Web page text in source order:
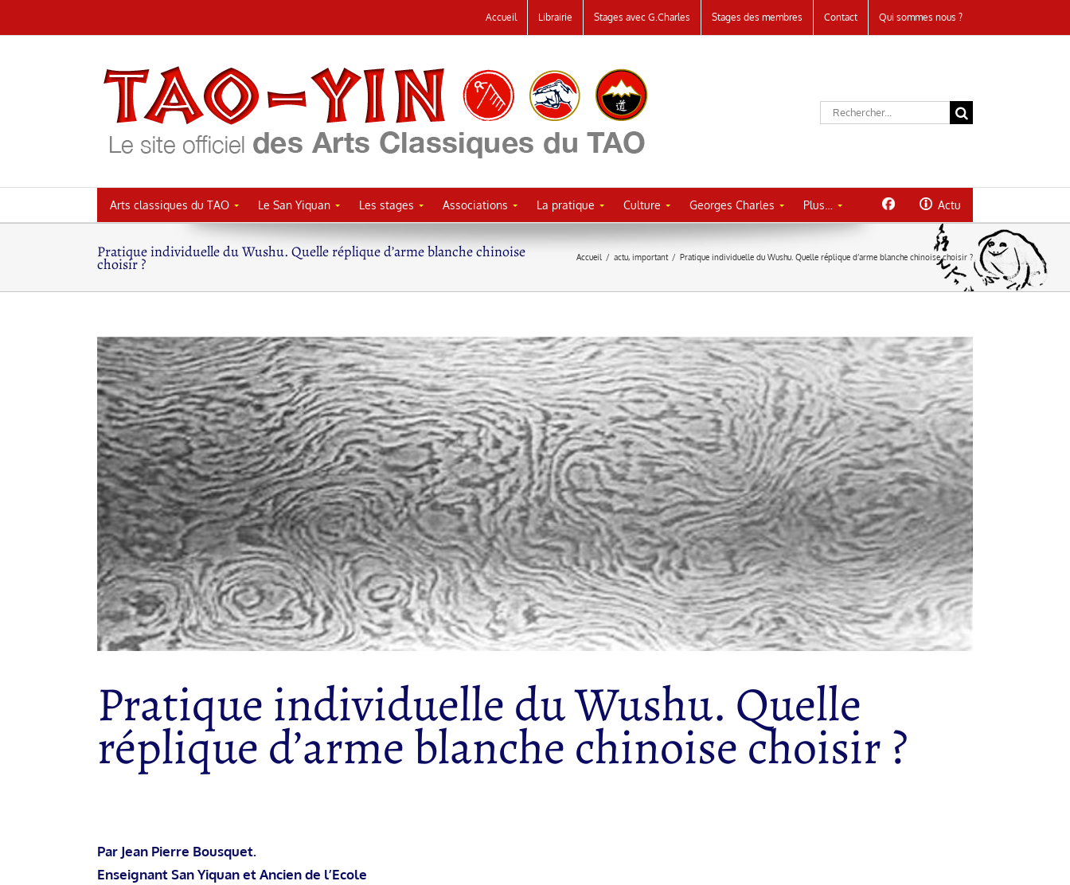
au
Accueil Librairie Stages avec G.Charles Stages des membres Contact Qui sommes nous ?
Rechercher:
Arts classiques du TAO Le San Yiquan Les stages Associations La pratique Culture Georges Charles Plus… Actu
Pratique individuelle du Wushu. Quelle réplique d’arme blanche chinoise
choisir ? Accueil / actu, important / Pratique individuelle du Wushu. Quelle réplique d’arme blanche chinoise choisir ?
Voir
l'image
agrandie
Pratique individuelle du Wushu. Quelle
réplique d’arme blanche chinoise choisir ?
Par Jean Pierre Bousquet.
Enseignant San Yiquan et Ancien de l’Ecole